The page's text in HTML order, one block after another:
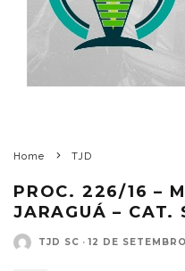
Home TJD
PROC. 226/16 –
JARAGUÁ – CAT.
TJD SC · 12 DE